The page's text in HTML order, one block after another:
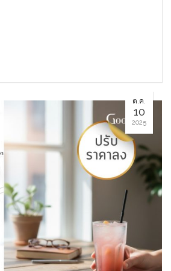
ต.ค.
10
2025